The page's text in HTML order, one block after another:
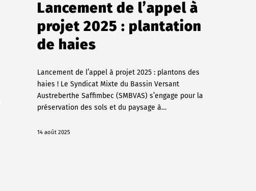
Lancement de l’appel à
projet 2025 : plantation
de haies
Lancement de l’appel à projet 2025 : plantons des
haies ! Le Syndicat Mixte du Bassin Versant
Austreberthe Saffimbec (SMBVAS) s’engage pour la
préservation des sols et du paysage à…
14 août 2025